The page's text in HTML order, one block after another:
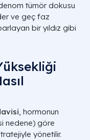
tümör dokusu
ve geç faz
bir yıldız gibi
, hormonun
nedene) göre
yönetilir.